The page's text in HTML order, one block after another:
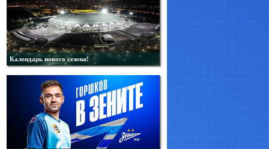
Календарь нового сезона!